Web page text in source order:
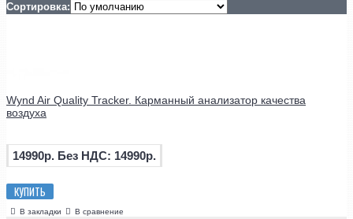
Сортировка:
Wynd Air Quality Tracker. Карманный анализатор качества
воздуха
14990р. Без НДС: 14990р.
КУПИТЬ
В закладки В сравнение